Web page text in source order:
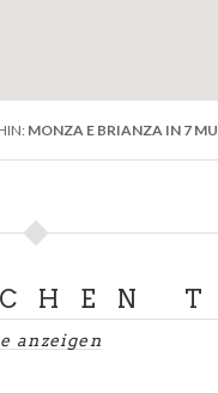
MONZA E BRIANZA IN 7
anzeigen